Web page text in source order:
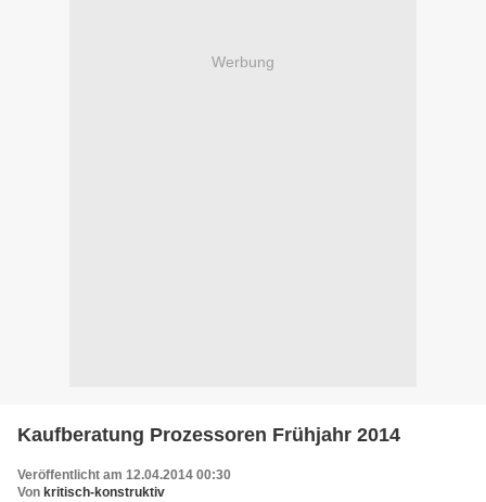
Werbung
Kaufberatung Prozessoren Frühjahr 2014
Veröffentlicht am 12.04.2014 00:30
Von kritisch-konstruktiv